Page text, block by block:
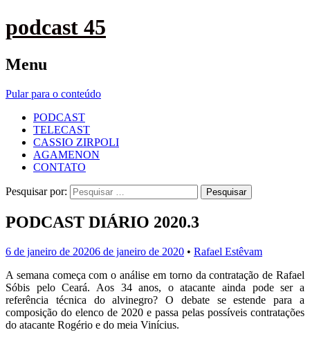
podcast 45
Menu
Pular para o conteúdo
PODCAST
TELECAST
CASSIO ZIRPOLI
AGAMENON
CONTATO
Pesquisar por:
PODCAST DIÁRIO 2020.3
6 de janeiro de 20206 de janeiro de 2020 • Rafael Estêvam
A semana começa com o análise em torno da contratação de Rafael
Sóbis pelo Ceará. Aos 34 anos, o atacante ainda pode ser a
referência técnica do alvinegro? O debate se estende para a
composição do elenco de 2020 e passa pelas possíveis contratações
do atacante Rogério e do meia Vinícius.